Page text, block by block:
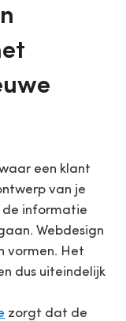
een klant
van je
de informatie
Webdesign
vormen. Het
dus uiteindelijk
zorgt dat de